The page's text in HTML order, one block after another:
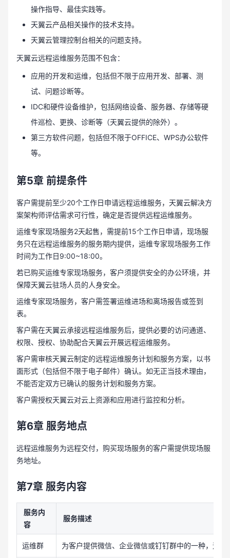
操作指导、最佳实践等。
天翼云产品相关操作的技术支持。
天翼云管理控制台相关的问题支持。
天翼云远程运维服务范围不包含：
应用的开发和运维，包括但不限于应用开发、部署、测
试、问题诊断等。
IDC和硬件设备维护，包括网络设备、服务器、存储等硬
件巡检、更换、诊断等（天翼云提供的除外）。
第三方软件问题，包括但不限于OFFICE、WPS办公软件
等。
第5章 前提条件
客户需提前至少20个工作日申请远程运维服务，天翼云解决方
案架构师评估需求可行性，确定是否提供远程运维服务。
运维专家现场服务2天起售，需提前15个工作日申请，现场服
务只在远程运维服务的服务期内提供，运维专家现场服务工作
时间为工作日9:00~18:00。
若已购买运维专家现场服务，客户须提供安全的办公环境，并
保障天翼云驻场人员的人身安全。
运维专家现场服务，客户需签署运维进场和离场报告或签到
表。
客户需在天翼云承接远程运维服务后，提供必要的访问通道、
权限、授权、协助配合天翼云开展远程运维服务。
客户需审核天翼云制定的远程运维服务计划和服务方案，以书
面形式（包括但不限于电子邮件）确认。如无正当技术理由，
不能否定双方已确认的服务计划和服务方案。
客户需授权天翼云对云上资源和应用进行监控和分析。
第6章 服务地点
远程运维服务为远程交付，购买现场服务的客户需提供现场服
务地址。
第7章 服务内容
服务内
容
服务描述
运维群 为客户提供微信、企业微信或钉钉群中的一种，远